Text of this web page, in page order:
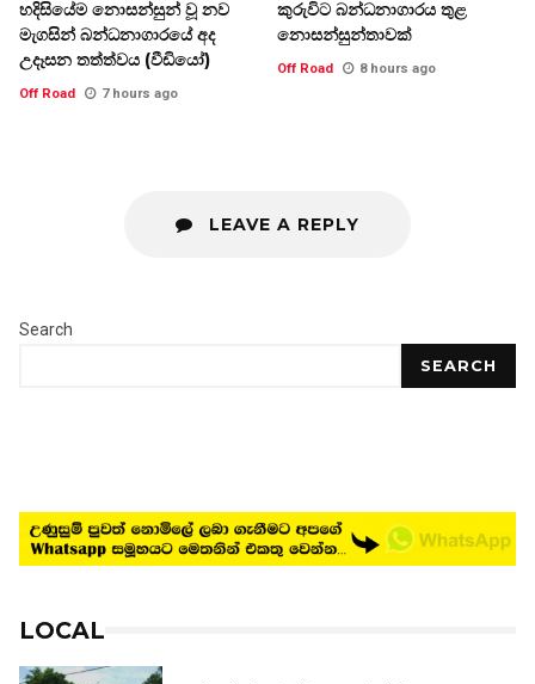
හදිසියේම නොසන්සුන් වූ නව
මැගසින් බන්ධනාගාරයේ අද
උදෑසන තත්ත්වය (වීඩියෝ)
Off Road 7 hours ago
කුරුවිට බන්ධනාගාරය තුළ
නොසන්සුන්තාවක්
Off Road 8 hours ago
LEAVE A REPLY
Search
SEARCH
LOCAL